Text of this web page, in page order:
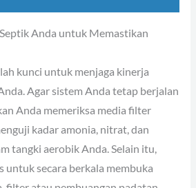
Anda untuk Memastikan
kunci untuk menjaga kinerja
Agar sistem Anda tetap berjalan
Anda memeriksa media filter
kadar amonia, nitrat, dan
tangki aerobik Anda. Selain itu,
untuk secara berkala membuka